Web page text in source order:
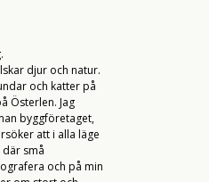
djur och natur.
och katter på
Österlen. Jag
byggföretaget,
att i alla läge
små
och på min